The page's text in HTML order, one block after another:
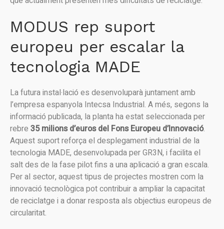
MODUS rep suport
europeu per escalar la
tecnologia MADE
La futura instal·lació es desenvoluparà juntament amb
l’empresa espanyola Intecsa Industrial. A més, segons la
informació publicada, la planta ha estat seleccionada per
rebre 35 milions d’euros del Fons Europeu d’Innovació.
Aquest suport reforça el desplegament industrial de la
tecnologia MADE, desenvolupada per GR3N, i facilita el
salt des de la fase pilot fins a una aplicació a gran escala.
Per al sector, aquest tipus de projectes mostren com la
innovació tecnològica pot contribuir a ampliar la capacitat
de reciclatge i a donar resposta als objectius europeus de
circularitat.